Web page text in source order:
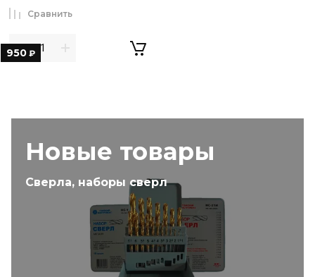
Новые товары
Сверла, наборы сверл
950 ₽
Сравнить